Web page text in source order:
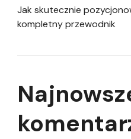
Jak skutecznie
kompletny przewodnik